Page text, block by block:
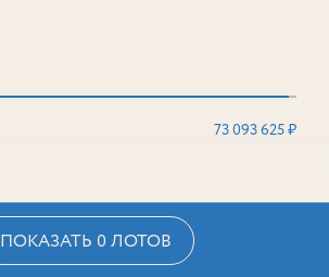
73 093 625 ₽
ПОКАЗАТЬ 0 ЛОТОВ